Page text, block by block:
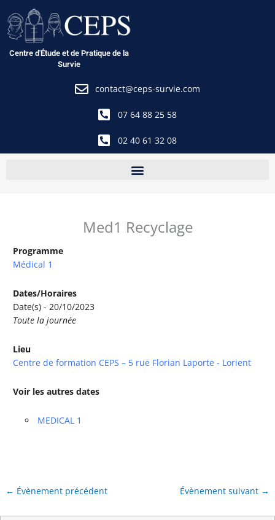
au
contenu
Centre d'Étude et de Pratique de la
Survie
contact@ceps-survie.com
07 64 88 25 58
02 40 61 32 08
Med1 Recyclage
Programme
Médical 1
Dates/Horaires
Date(s) - 20/10/2023
Toute la journée
Lieu
Centre de formation CEPS – 5 rue Florian Laporte - Lorient
Voir les autres dates
MEDICAL 1
← Évènement précédent Évènement suivant →